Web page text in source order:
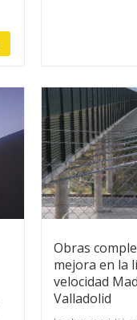
Obras
mejora en la
velocidad
Valladolid